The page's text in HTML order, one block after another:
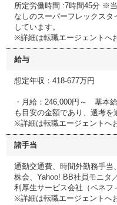
所定労働時間 :7時間45分 ※
なしのスーパーフレックス
しています。
※詳細は転職エージェントへ
給与
想定年収：418-677万円
・月給：246,000円～ 基本
も目安の金額であり、選考を
※詳細は転職エージェントへ
諸手当
通勤交通費、時間外勤務手
株会、Yahoo! BB社員モニタ
利厚生サービス会社（ベネフ
※詳細は転職エージェントへ